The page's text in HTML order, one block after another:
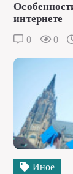
интернете
0 0
Иное